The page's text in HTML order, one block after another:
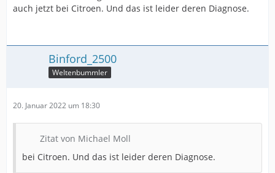
auch jetzt bei Citroen. Und das ist leider deren Diagnose.
Binford_2500
Weltenbummler
20. Januar 2022 um 18:30
Zitat von Michael Moll
bei Citroen. Und das ist leider deren Diagnose.